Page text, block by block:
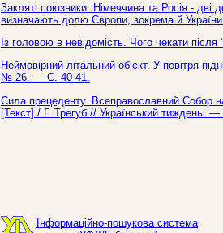
Закляті союзники. Німеччина та Росія -
визначають долю Європи, зокрема й
Із головою в невідомість. Чого чекати
Неймовірний літальний об‘єкт. У повітря
№ 26. — С. 40-41.
Сила прецеденту. Всеправославний Собор
[Текст] / Г. Трегуб // Український
Інформаційно-пошукова система